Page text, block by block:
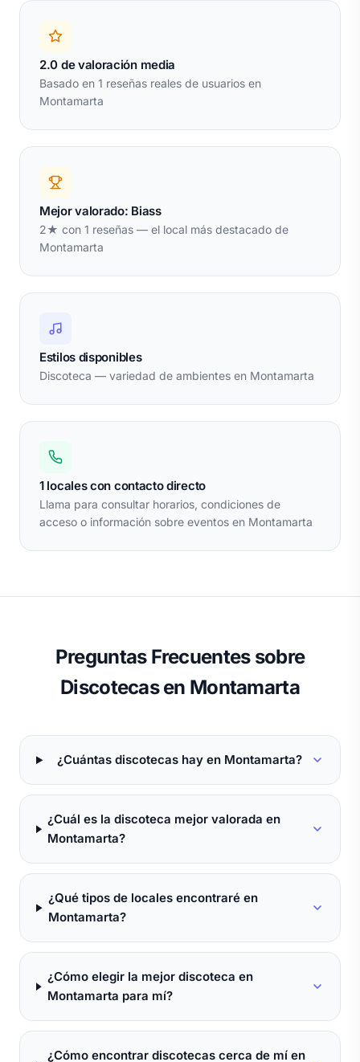
2.0 de valoración media
Basado en 1 reseñas reales de usuarios en
Montamarta
Mejor valorado: Biass
2★ con 1 reseñas — el local más destacado de
Montamarta
Estilos disponibles
Discoteca — variedad de ambientes en Montamarta
1 locales con contacto directo
Llama para consultar horarios, condiciones de
acceso o información sobre eventos en Montamarta
Preguntas Frecuentes sobre
Discotecas en Montamarta
¿Cuántas discotecas hay en Montamarta?
¿Cuál es la discoteca mejor valorada en
Montamarta?
¿Qué tipos de locales encontraré en
Montamarta?
¿Cómo elegir la mejor discoteca en
Montamarta para mí?
¿Cómo encontrar discotecas cerca de mí en